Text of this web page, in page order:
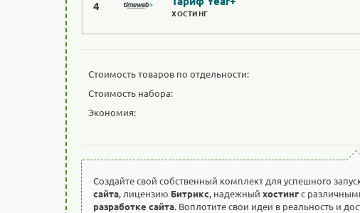
4
ХОСТИНГ
Стоимость товаров по отдельности:
Стоимость набора:
Экономия:
Создайте свой собственный комплект для успешного
сайта, лицензию Битрикс, надежный хостингс
разработке сайта. Воплотите свои идеи в реальность и